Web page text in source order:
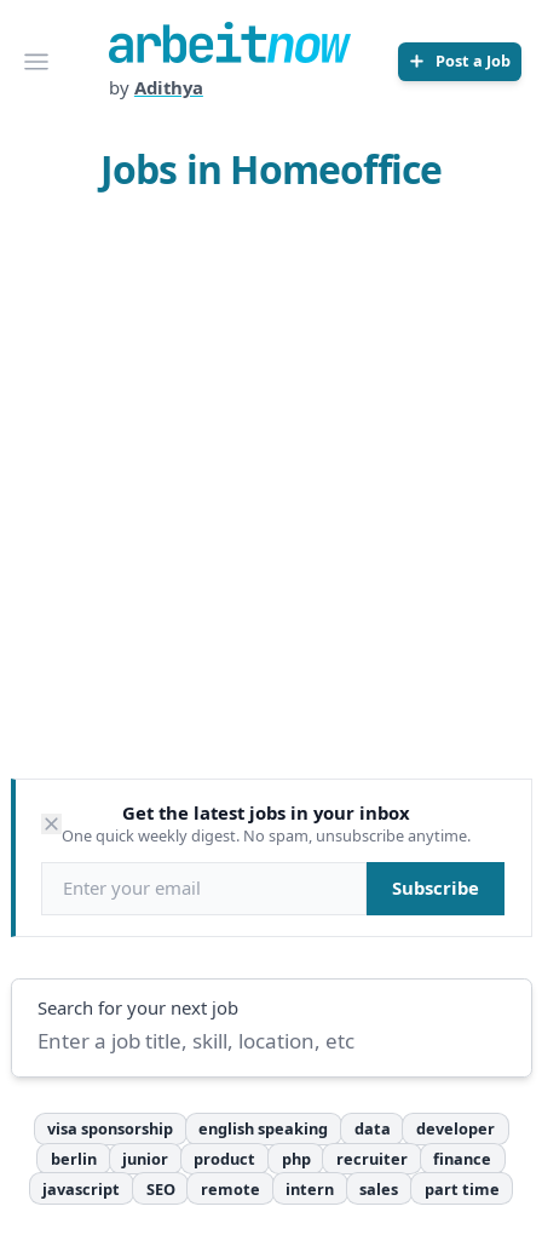
Open menu
Arbeitnow
by Adithya
Post a Job
Jobs in Homeoffice
Get the latest jobs in your inbox
One quick weekly digest. No spam, unsubscribe anytime.
Email address Subscribe
Search
Search for your next job
visa sponsorship english speaking data
developer
berlin
junior product php recruiter
finance
javascript
SEO remote intern sales part time